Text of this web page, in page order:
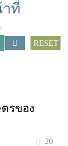
ที่
RESET
รของ
20